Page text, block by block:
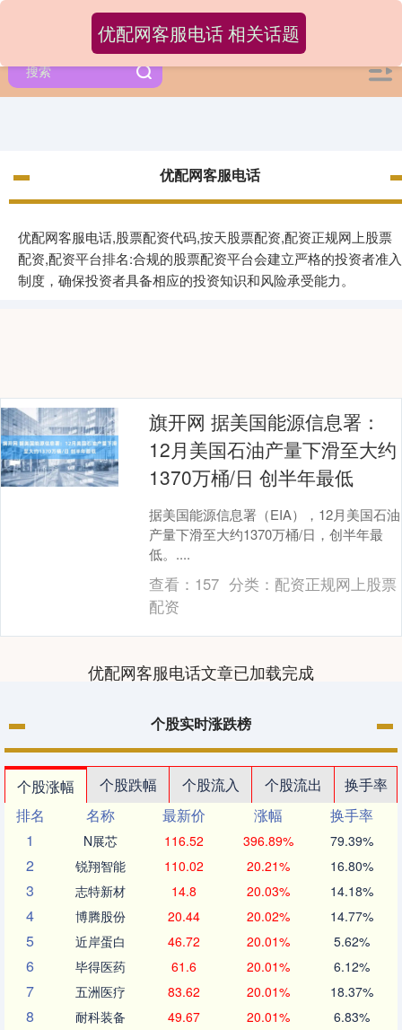
优配网客服电话
优配网客服电话,股票配资代码,按天股票配资,配资正规网上股票
配资,配资平台排名:合规的股票配资平台会建立严格的投资者准入
制度，确保投资者具备相应的投资知识和风险承受能力。
优配网客服电话 相关话题
旗开网 据美国能源信息署：
12月美国石油产量下滑至大约
1370万桶/日 创半年最低
据美国能源信息署（EIA），12月美国石油
产量下滑至大约1370万桶/日，创半年最
低。....
查看： 157 分类： 配资正规网上股票
配资
优配网客服电话文章已加载完成
个股实时涨跌榜
个股涨幅 个股跌幅 个股流入 个股流出
换手率
排名
名称 最新价 涨幅
换手率
1
N展芯 116.52 396.89% 79.39%
2 锐翔智能 110.02 20.21% 16.80%
3 志特新材 14.8 20.03% 14.18%
4 博腾股份 20.44 20.02% 14.77%
5 近岸蛋白 46.72 20.01% 5.62%
6 毕得医药 61.6 20.01% 6.12%
7 五洲医疗 83.62 20.01% 18.37%
8 耐科装备 49.67 20.01% 6.83%